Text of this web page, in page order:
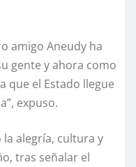
amigo Aneudy ha
gente y ahora como
que el Estado llegue
expuso.
alegría, cultura y
tras señalar el